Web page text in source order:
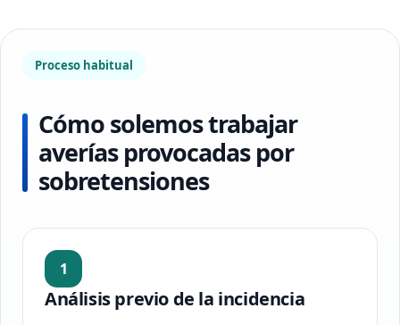
Proceso habitual
Cómo solemos trabajar
averías provocadas por
sobretensiones
1
Análisis previo de la incidencia